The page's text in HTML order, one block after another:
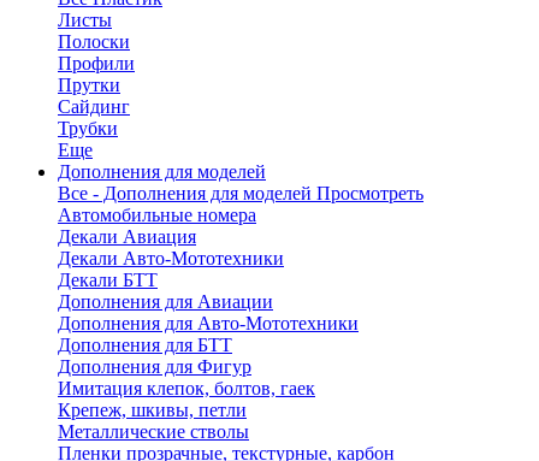
Листы
Полоски
Профили
Прутки
Сайдинг
Трубки
Еще
Дополнения для моделей
Все - Дополнения для моделей Просмотреть
Автомобильные номера
Декали Авиация
Декали Авто-Мототехники
Декали БТТ
Дополнения для Авиации
Дополнения для Авто-Мототехники
Дополнения для БТТ
Дополнения для Фигур
Имитация клепок, болтов, гаек
Крепеж, шкивы, петли
Металлические стволы
Пленки прозрачные, текстурные, карбон